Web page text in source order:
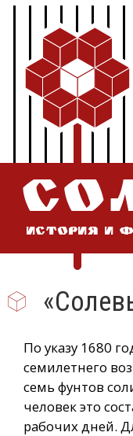
ИСТОРИЯ И
По указу 1680
семилетнего
семь фунтов
человек это
рабочих дней.